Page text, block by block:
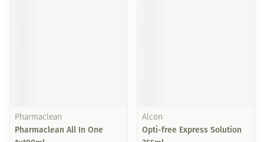
Pharmaclean
Pharmaclean All In One
Alcon
Opti-free Express Solution